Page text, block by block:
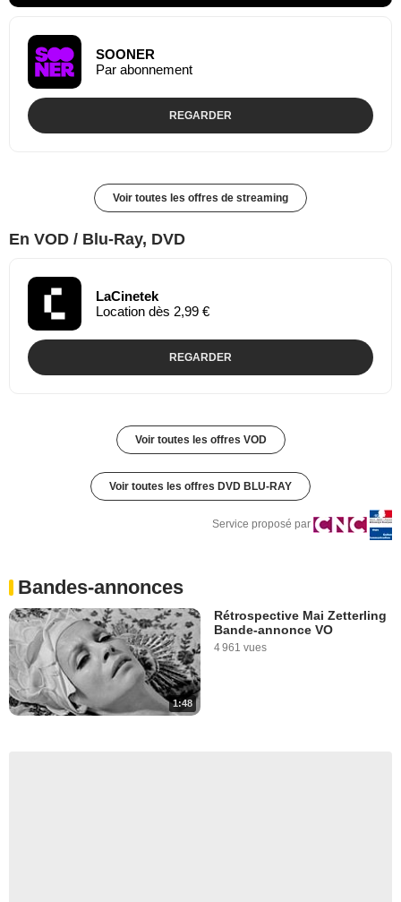
SOONER
Par abonnement
REGARDER
Voir toutes les offres de streaming
En VOD / Blu-Ray, DVD
LaCinetek
Location dès 2,99 €
REGARDER
Voir toutes les offres VOD
Voir toutes les offres DVD BLU-RAY
Service proposé par
Bandes-annonces
1:48
Rétrospective Mai Zetterling
Bande-annonce VO
4 961 vues